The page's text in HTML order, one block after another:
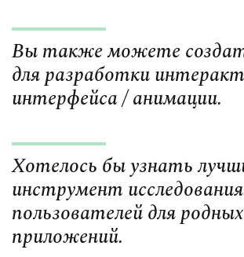
Вы также можете
для разработки
интерфейса / анимации.
Хотелось бы узнать
инструмент
пользователей для родных
приложений.